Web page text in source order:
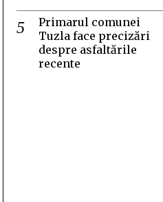
Primarul comunei
Tuzla face precizări
despre asfaltările
recente